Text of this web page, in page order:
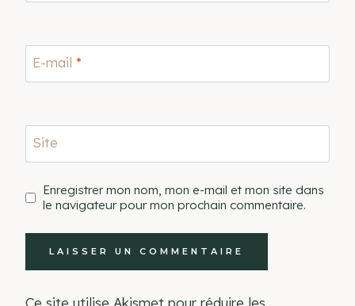
E-mail *
Site
Enregistrer mon nom, mon e-mail et mon site dans
le navigateur pour mon prochain commentaire.
Ce site utilise Akismet pour réduire les